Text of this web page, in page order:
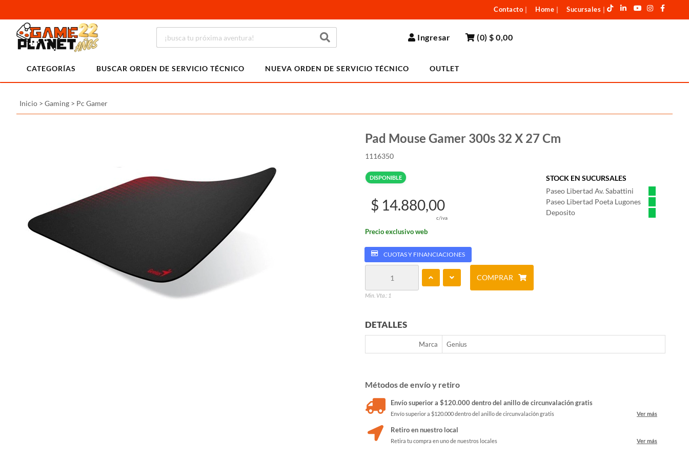
Contacto Home Sucursales
Ingresar (0)$ 0,00
CATEGORÍAS BUSCAR ORDEN DE SERVICIO TÉCNICO NUEVA ORDEN DE SERVICIO TÉCNICO OUTLET
Inicio > Gaming > Pc Gamer
Pad Mouse Gamer 300s 32 X 27 Cm
1116350
DISPONIBLE
STOCK EN SUCURSALES
Paseo Libertad Av. Sabattini
Paseo Libertad Poeta Lugones
Deposito
$ 14.880,00
c/iva
Precio exclusivo web
CUOTAS Y FINANCIACIONES
Min. Vta.: 1
COMPRAR
DETALLES
Marca Genius
Métodos de envío y retiro
Envío superior a $120.000 dentro del anillo de circunvalación gratis
Envío superior a $120.000 dentro del anillo de circunvalación gratis Ver más
Retiro en nuestro local
Retira tu compra en uno de nuestros locales Ver más